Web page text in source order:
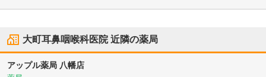
大町耳鼻咽喉科医院近隣の薬局
アップル薬局 八幡店